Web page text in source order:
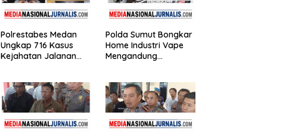
Polrestabes Medan
Ungkap 716 Kasus
Kejahatan Jalanan
Tersangka
Diamankan
Polda Sumut Bongkar
Home Industri Vape
Mengandung
dari Kamboja